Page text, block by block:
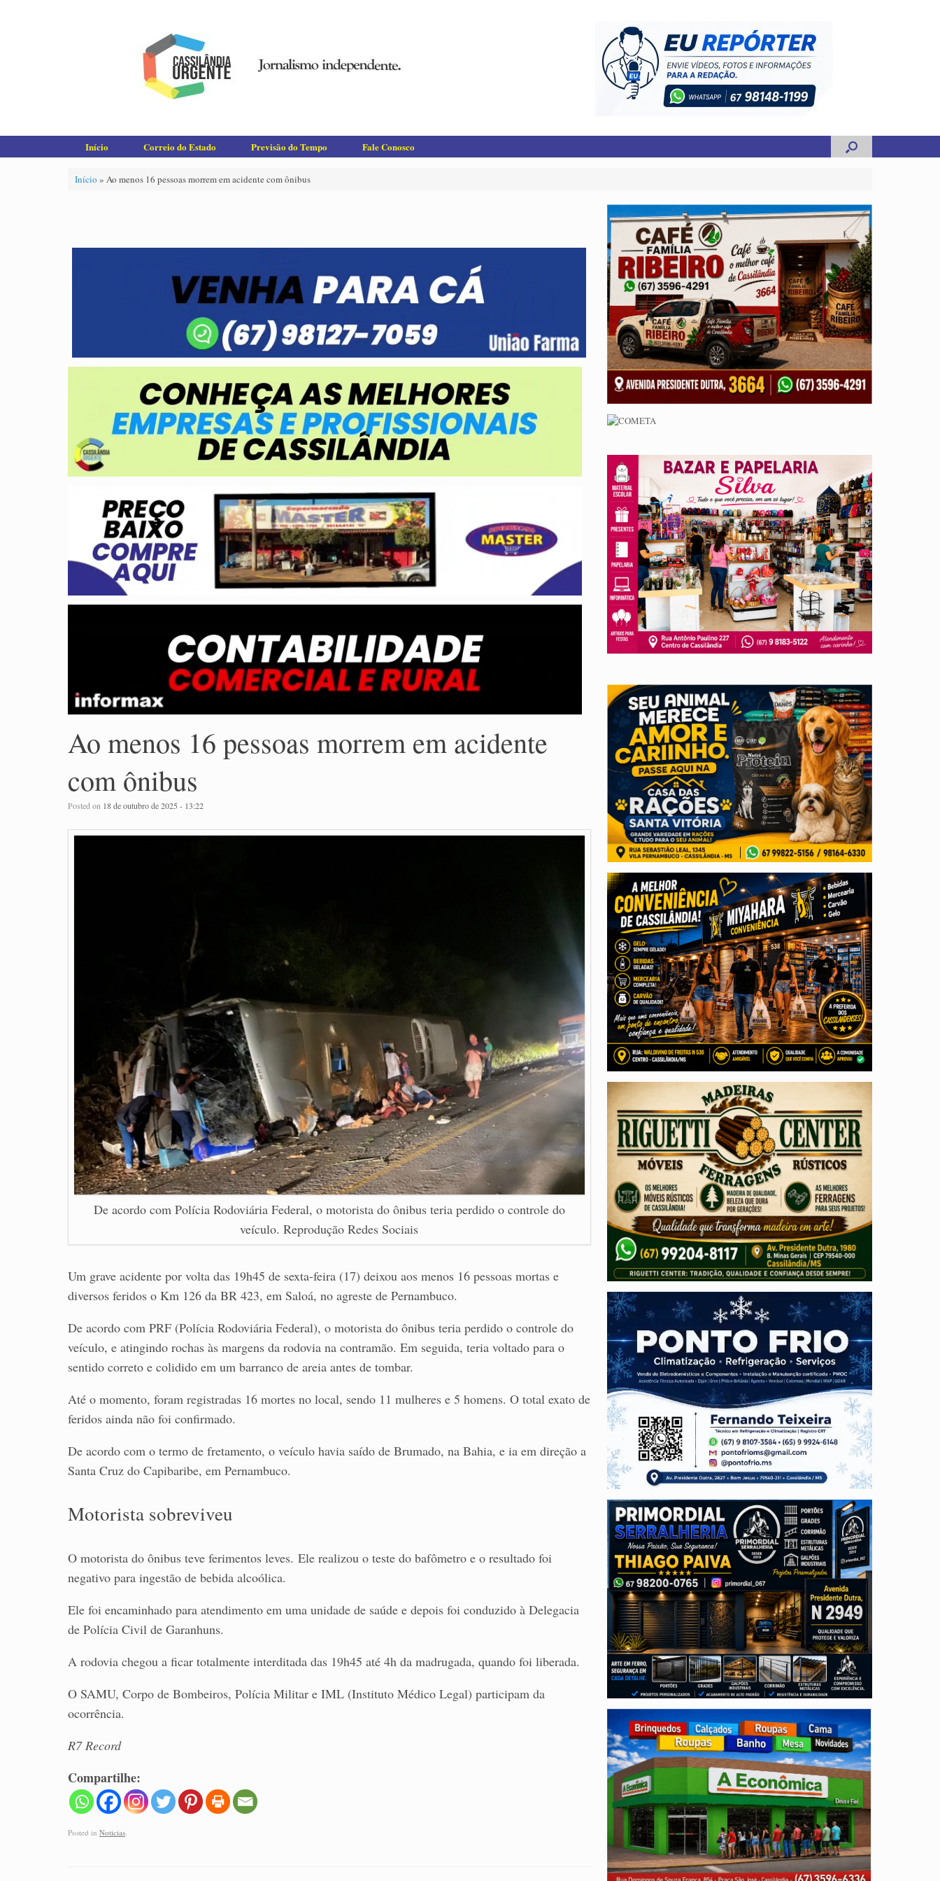
Início Correio do Estado Previsão do Tempo Fale Conosco
Início » Ao menos 16 pessoas morrem em acidente com ônibus
Ao menos 16 pessoas morrem em acidente
com ônibus
Posted on 18 de outubro de 2025 - 13:22
De acordo com Polícia Rodoviária Federal, o motorista do ônibus teria perdido o controle do
veículo. Reprodução Redes Sociais
Um grave acidente por volta das 19h45 de sexta-feira (17) deixou aos menos 16 pessoas mortas e
diversos feridos o Km 126 da BR 423, em Saloá, no agreste de Pernambuco.
De acordo com PRF (Polícia Rodoviária Federal), o motorista do ônibus teria perdido o controle do
veículo, e atingindo rochas às margens da rodovia na contramão. Em seguida, teria voltado para o
sentido correto e colidido em um barranco de areia antes de tombar.
Até o momento, foram registradas 16 mortes no local, sendo 11 mulheres e 5 homens. O total exato de
feridos ainda não foi confirmado.
De acordo com o termo de fretamento, o veículo havia saído de Brumado, na Bahia, e ia em direção a
Santa Cruz do Capibaribe, em Pernambuco.
Motorista sobreviveu
O motorista do ônibus teve ferimentos leves. Ele realizou o teste do bafômetro e o resultado foi
negativo para ingestão de bebida alcoólica.
Ele foi encaminhado para atendimento em uma unidade de saúde e depois foi conduzido à Delegacia
de Polícia Civil de Garanhuns.
A rodovia chegou a ficar totalmente interditada das 19h45 até 4h da madrugada, quando foi liberada.
O SAMU, Corpo de Bombeiros, Polícia Militar e IML (Instituto Médico Legal) participam da
ocorrência.
R7 Record
Compartilhe:
Posted in Noticias